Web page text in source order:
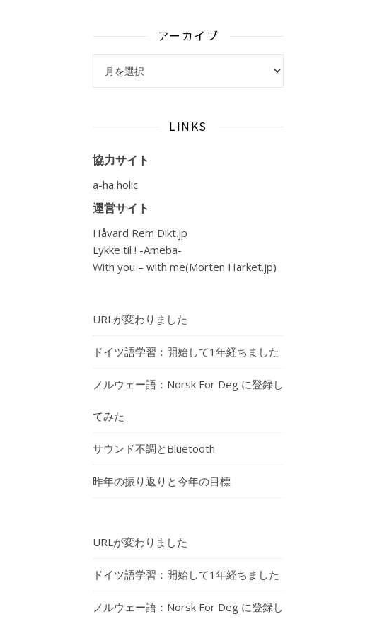
アーカイブ
LINKS
協力サイト
a-ha holic
運営サイト
Håvard Rem Dikt.jp
Lykke til ! -Ameba-
With you – with me(Morten Harket.jp)
URLが変わりました
ドイツ語学習：開始して1年経ちました
ノルウェー語：Norsk For Deg に登録し
てみた
サウンド不調とBluetooth
昨年の振り返りと今年の目標
URLが変わりました
ドイツ語学習：開始して1年経ちました
ノルウェー語：Norsk For Deg に登録し